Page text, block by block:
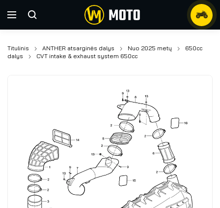
Titulinis ANTHER atsarginės dalys Nuo 2025 metų
650cc
dalys
CVT intake & exhaust system 650cc